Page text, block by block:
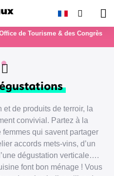
de Tourisme & des Congrès
et de produits de terroir, la
convivial. Partez à la
femmes qui savent partager
accords mets-vins, d’un
dégustation verticale….
font bon ménage ! Vous